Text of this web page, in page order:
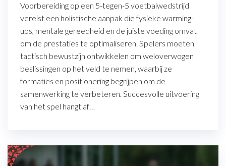
Voorbereiding op een 5-tegen-5 voetbalwedstrijd
vereist een holistische aanpak die fysieke warming-
ups, mentale gereedheid en de juiste voeding omvat
om de prestaties te optimaliseren. Spelers moeten
tactisch bewustzijn ontwikkelen om weloverwogen
beslissingen op het veld te nemen, waarbij ze
formaties en positionering begrijpen om de
samenwerking te verbeteren. Succesvolle uitvoering
van het spel hangt af…